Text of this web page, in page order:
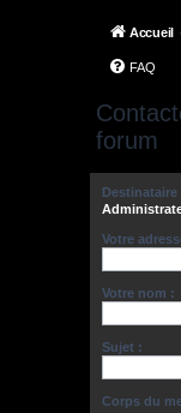
Accueil
FAQ
forum
Destinataire
Votre
Votre nom :
Sujet :
Corps du